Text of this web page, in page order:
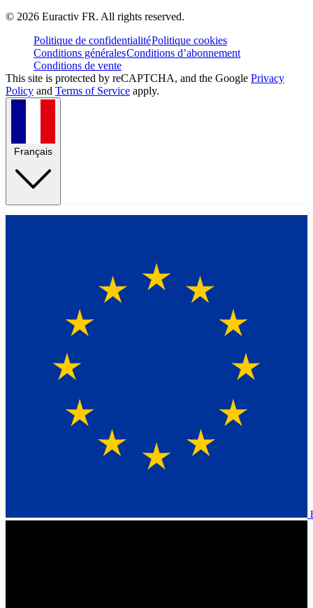
© 2026 Euractiv FR. All rights reserved.
Politique de confidentialitéPolitique cookies
Conditions généralesConditions d’abonnement
Conditions de vente
This site is protected by reCAPTCHA, and the Google Privacy
Policy and Terms of Service apply.
Français